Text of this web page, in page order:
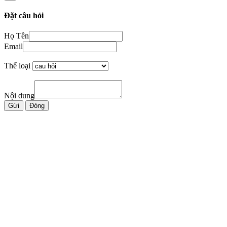
Đặt câu hỏi
Họ Tên
Email
Thể loại
Nội dung
Gừi Đóng